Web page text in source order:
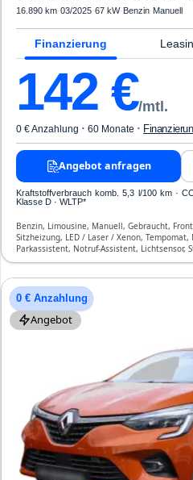
16.890 km·03/2025·67 kW· Benzin· Manuell
Finanzierung
142 €/mtl.
0 € Anzahlung · 60 Monate ·
Angebot anfragen
Kraftstoffverbrauch komb. 5,3 l/100 km ·
Klasse D · WLTP*
Benzin, Limousine, Manuell, Gebraucht,
Sitzheizung, LED / Laser / Xenon,
Parkassistent, Notruf-Assistent, Lichtsensor,
Freisprecheinrichtung, Verkehrszeichen-
0 € Anzahlung
Angebot